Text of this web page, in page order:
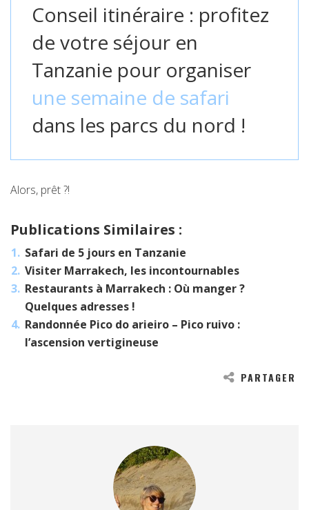
Conseil itinéraire : profitez
de votre séjour en
Tanzanie pour organiser
une semaine de safari
dans les parcs du nord !
Alors, prêt ?!
Publications Similaires :
Safari de 5 jours en Tanzanie
Visiter Marrakech, les incontournables
Restaurants à Marrakech : Où manger ?
Quelques adresses !
Randonnée Pico do arieiro – Pico ruivo :
l’ascension vertigineuse
PARTAGER